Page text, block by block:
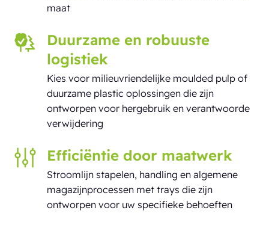
maat
Duurzame en robuuste
logistiek
Kies voor milieuvriendelijke moulded pulp of
duurzame plastic oplossingen die zijn
ontworpen voor hergebruik en verantwoorde
verwijdering
Efficiëntie door maatwerk
Stroomlijn stapelen, handling en algemene
magazijnprocessen met trays die zijn
ontworpen voor uw specifieke behoeften